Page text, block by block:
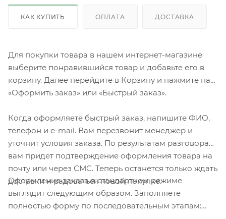
КАК КУПИТЬ ОПЛАТА ДОСТАВКА
Для покупки товара в нашем интернет-магазине
выберите понравившийся товар и добавьте его в
корзину. Далее перейдите в Корзину и нажмите на
«Оформить заказ» или «Быстрый заказ».
Когда оформляете быстрый заказ, напишите ФИО,
телефон и e-mail. Вам перезвонит менеджер и
уточнит условия заказа. По результатам разговора
вам придет подтверждение оформления товара на
почту или через СМС. Теперь останется только ждать
доставки и радоваться новой покупке.
Оформление заказа в стандартном режиме
выглядит следующим образом. Заполняете
полностью форму по последовательным этапам: